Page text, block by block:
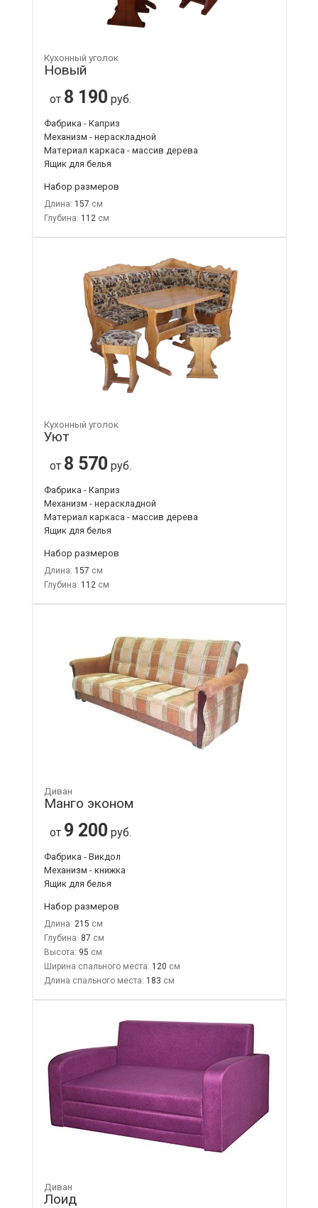
Кухонный уголок
Новый
от 8 190 руб.
Фабрика - Каприз
Механизм - нераскладной
Материал каркаса - массив дерева
Ящик для белья
Набор размеров
Длина: 157
Глубина: 112
Кухонный уголок
Уют
от 8 570 руб.
Фабрика - Каприз
Механизм - нераскладной
Материал каркаса - массив дерева
Ящик для белья
Набор размеров
Длина: 157
Глубина: 112
Диван
Манго эконом
от 9 200 руб.
Фабрика - Викдол
Механизм - книжка
Ящик для белья
Набор размеров
Длина: 215
Глубина: 87
Высота: 95
Ширина спального места: 120
Длина спального места: 183
Диван
Лоид